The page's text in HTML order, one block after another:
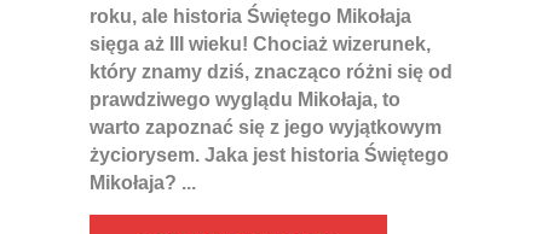
roku, ale historia Świętego Mikołaja
sięga aż III wieku! Chociaż wizerunek,
który znamy dziś, znacząco różni się od
prawdziwego wyglądu Mikołaja, to
warto zapoznać się z jego wyjątkowym
życiorysem. Jaka jest historia Świętego
Mikołaja?